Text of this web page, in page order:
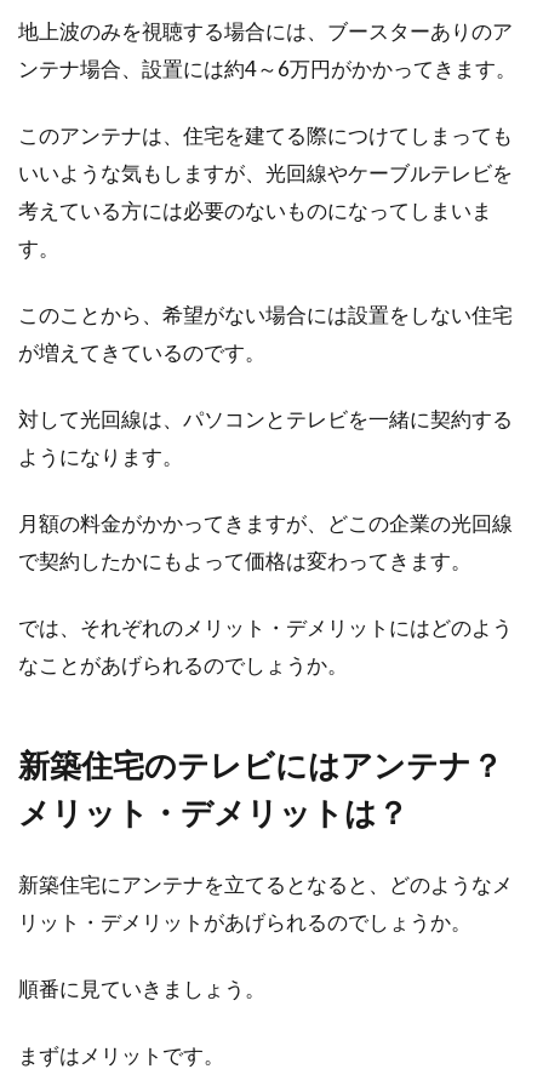
新築住宅の電気工事の費用は？工事
内容や費用の抑え方も解説
念願のマイホームを新築する時、心配なのは建
物本体ばかりではありません。電気工事につい
ても気に...
満足のいく新築を！間取りの成功・
失敗例を参考にいい家造り
日常生活を送るうえで、「間取り」が自分たち
古物件購入がおすすめ！
状況によって変わる！
不動産業界では二世帯住宅のニーズが高まって
地上波のみを視聴する場合には、ブースターありのア
ンテナ場合、設置には約4～6万円がかかってきます。
このアンテナは、住宅を建てる際につけてしまっても
いいような気もしますが、光回線やケーブルテレビを
考えている方には必要のないものになってしまいま
す。
このことから、希望がない場合には設置をしない住宅
が増えてきているのです。
対して光回線は、パソコンとテレビを一緒に契約する
ようになります。
月額の料金がかかってきますが、どこの企業の光回線
で契約したかにもよって価格は変わってきます。
では、それぞれのメリット・デメリットにはどのよう
なことがあげられるのでしょうか。
新築住宅のテレビにはアンテナ？
メリット・デメリットは？
新築住宅にアンテナを立てるとなると、どのようなメ
リット・デメリットがあげられるのでしょうか。
順番に見ていきましょう。
まずはメリットです。